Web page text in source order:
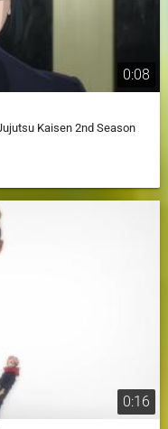
0:08
Kaisen 2nd Season
0:16